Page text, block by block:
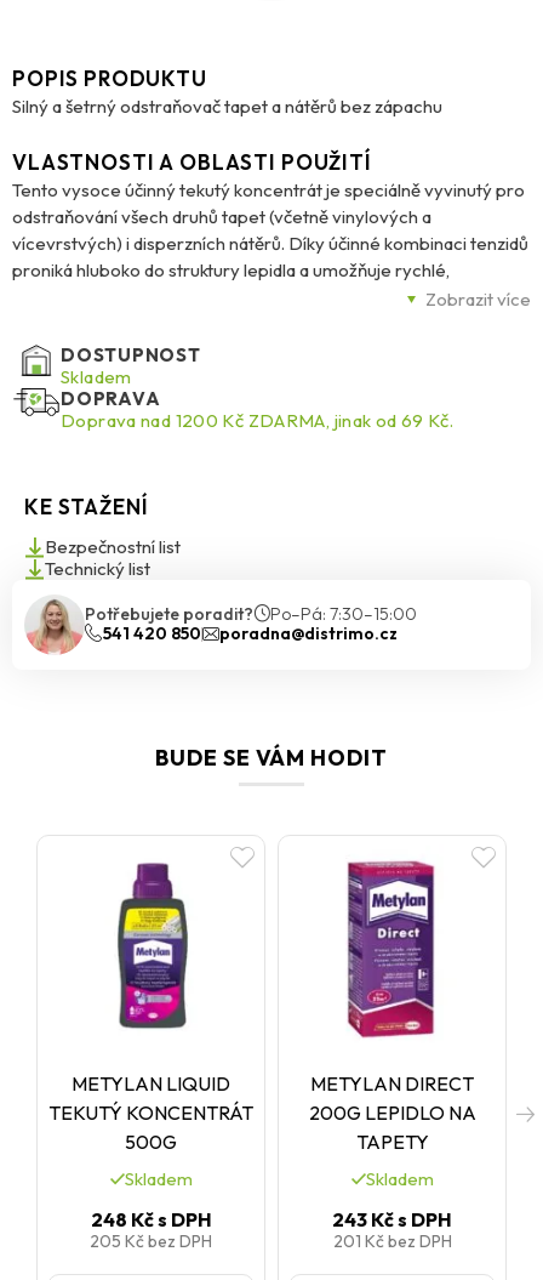
POPIS PRODUKTU
Silný a šetrný odstraňovač tapet a nátěrů bez zápachu
Zobrazit více
VLASTNOSTI A OBLASTI POUŽITÍ
Tento vysoce účinný tekutý koncentrát je speciálně vyvinutý pro
odstraňování všech druhů tapet (včetně vinylových a
vícevrstvých) i disperzních nátěrů. Díky účinné kombinaci tenzidů
proniká hluboko do struktury lepidla a umožňuje rychlé,
spolehlivé a šetrné odstranění tapet bez poškození podkladu.
Přípravek neobsahuje ředidla, je šetrný k životnímu prostředí, má
neutrální zápach a je vhodný pro použití v interiéru. Ideální pro
rekonstrukce a renovace.
DOSTUPNOST
Skladem
DOPRAVA
Doprava nad 1200 Kč ZDARMA, jinak od 69 Kč.
KE STAŽENÍ
Bezpečnostní list
Technický list
Potřebujete poradit?
Po–Pá: 7:30–15:00
541 420 850
poradna@distrimo.cz
BUDE SE VÁM HODIT
METYLAN LIQUID
TEKUTÝ KONCENTRÁT
500G
Skladem
248 Kčs DPH
205 Kčbez DPH
METYLAN DIRECT
200G LEPIDLO NA
TAPETY
Skladem
243 Kčs DPH
201 Kčbez DPH